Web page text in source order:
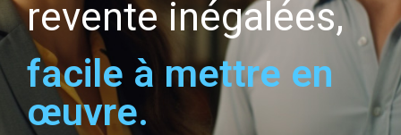
revente inégalées,
facile à mettre en
œuvre.